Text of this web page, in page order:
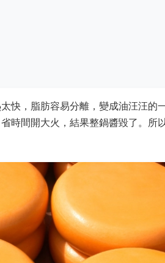
快，脂肪容易分離，變成油汪汪的
時間開大火，結果整鍋醬毀了。所